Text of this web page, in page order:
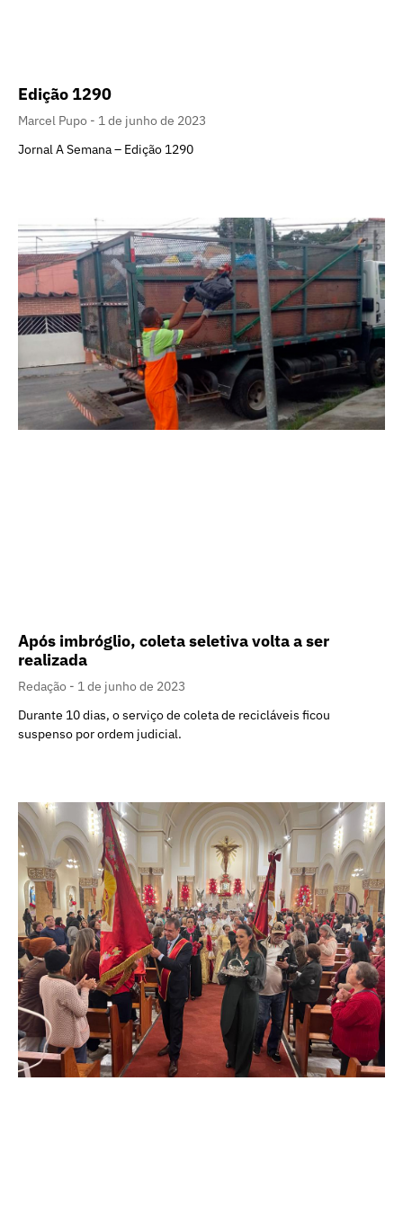
Edição 1290
Marcel Pupo
1 de junho de 2023
Jornal A Semana – Edição 1290
Após imbróglio, coleta seletiva volta a ser
realizada
Redação
1 de junho de 2023
Durante 10 dias, o serviço de coleta de recicláveis ficou
suspenso por ordem judicial.